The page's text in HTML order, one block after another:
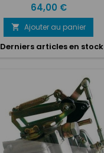
Prix
64,00 €
 Ajouter au panier
Derniers articles en stock